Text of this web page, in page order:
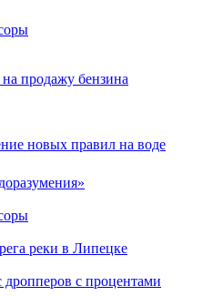
продажу бензина
новых правил на воде
реки в Липецке
с процентами